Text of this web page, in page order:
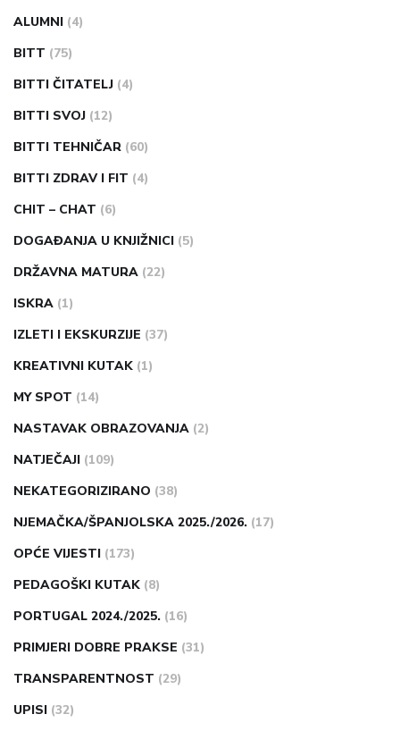
ALUMNI (4)
BITT (75)
BITTI ČITATELJ (4)
BITTI SVOJ (12)
BITTI TEHNIČAR (60)
BITTI ZDRAV I FIT (4)
CHIT – CHAT (6)
DOGAĐANJA U KNJIŽNICI (5)
DRŽAVNA MATURA (22)
ISKRA (1)
IZLETI I EKSKURZIJE (37)
KREATIVNI KUTAK (1)
MY SPOT (14)
NASTAVAK OBRAZOVANJA (2)
NATJEČAJI (109)
NEKATEGORIZIRANO (38)
NJEMAČKA/ŠPANJOLSKA 2025./2026. (17)
OPĆE VIJESTI (173)
PEDAGOŠKI KUTAK (8)
PORTUGAL 2024./2025. (16)
PRIMJERI DOBRE PRAKSE (31)
TRANSPARENTNOST (29)
UPISI (32)